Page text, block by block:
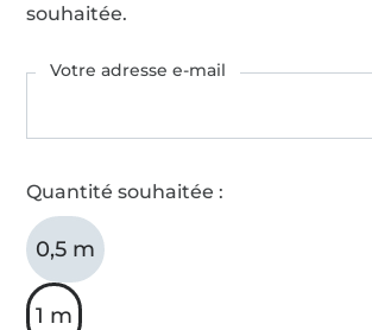
souhaitée.
Votre adresse e-mail
Quantité souhaitée :
0,5 m
1 m